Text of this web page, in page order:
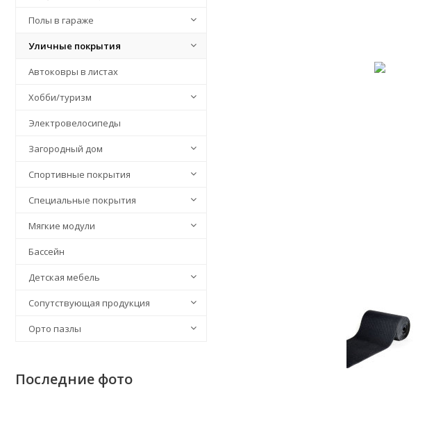
Полы в гараже
Уличные покрытия
Автоковры в листах
Хобби/туризм
Электровелосипеды
Загородный дом
Спортивные покрытия
Специальные покрытия
Мягкие модули
Бассейн
Детская мебель
Сопутствующая продукция
Орто пазлы
Последние фото